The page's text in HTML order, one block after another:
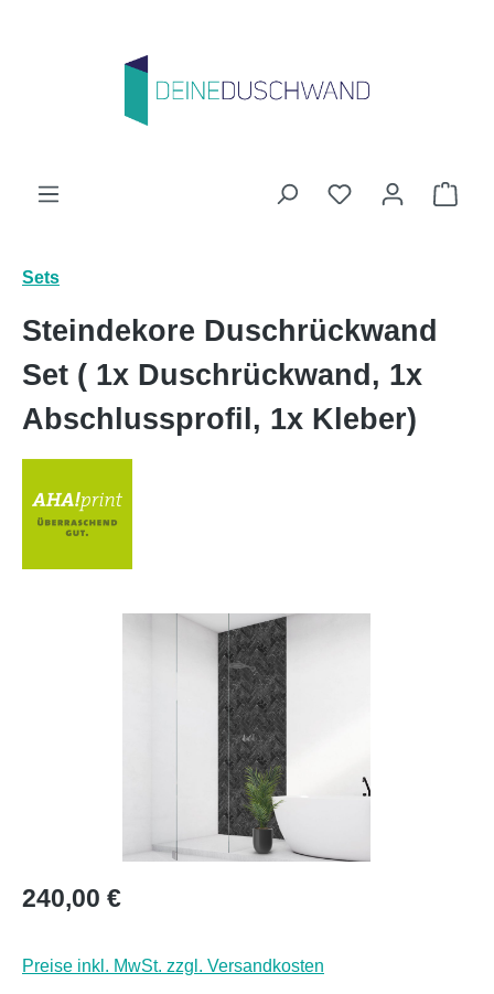
Du hast 0
Sets
Steindekore Duschrückwand
Set ( 1x Duschrückwand, 1x
Abschlussprofil, 1x Kleber)
Regulärer Preis:
240,00 €
Preise inkl. MwSt. zzgl. Versandkosten